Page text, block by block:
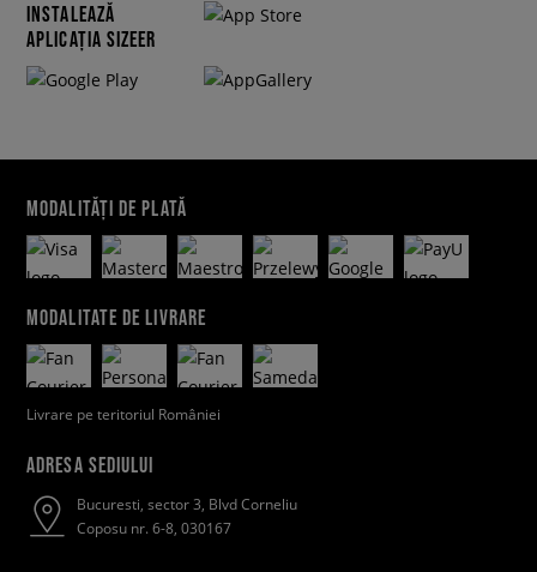
INSTALEAZĂ
APLICAȚIA SIZEER
MODALITĂȚI DE PLATĂ
MODALITATE DE LIVRARE
Livrare pe teritoriul României
ADRESA SEDIULUI
Bucuresti, sector 3, Blvd Corneliu
Coposu nr. 6-8, 030167